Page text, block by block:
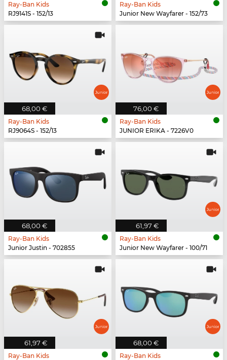
Ray-Ban Kids
RJ9141S - 152/13
Ray-Ban Kids
Junior New Wayfarer - 152/73
68,00 €
Ray-Ban Kids
RJ9064S - 152/13
76,00 €
Ray-Ban Kids
JUNIOR ERIKA - 7226V0
68,00 €
Ray-Ban Kids
Junior Justin - 702855
61,97 €
Ray-Ban Kids
Junior New Wayfarer - 100/71
61,97 €
Ray-Ban Kids
68,00 €
Ray-Ban Kids